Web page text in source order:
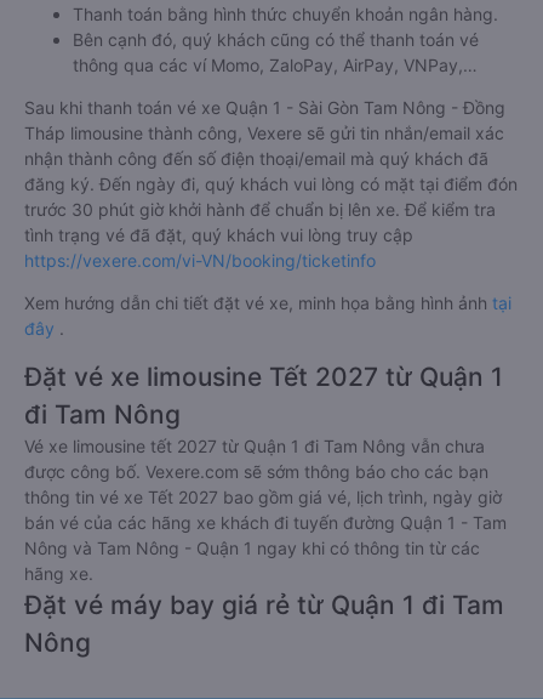
Thanh toán bằng hình thức chuyển khoản ngân hàng.
Bên cạnh đó, quý khách cũng có thể thanh toán vé
thông qua các ví Momo, ZaloPay, AirPay, VNPay,…
Sau khi thanh toán vé xe Quận 1 - Sài Gòn Tam Nông - Đồng
Tháp limousine thành công, Vexere sẽ gửi tin nhắn/email xác
nhận thành công đến số điện thoại/email mà quý khách đã
đăng ký. Đến ngày đi, quý khách vui lòng có mặt tại điểm đón
trước 30 phút giờ khởi hành để chuẩn bị lên xe. Để kiểm tra
tình trạng vé đã đặt, quý khách vui lòng truy cập
https://vexere.com/vi-VN/booking/ticketinfo
Xem hướng dẫn chi tiết đặt vé xe, minh họa bằng hình ảnh tại
đây .
Đặt vé xe limousine Tết 2027 từ Quận 1
đi Tam Nông
Vé xe limousine tết 2027 từ Quận 1 đi Tam Nông vẫn chưa
được công bố. Vexere.com sẽ sớm thông báo cho các bạn
thông tin vé xe Tết 2027 bao gồm giá vé, lịch trình, ngày giờ
bán vé của các hãng xe khách đi tuyến đường Quận 1 - Tam
Nông và Tam Nông - Quận 1 ngay khi có thông tin từ các
hãng xe.
Đặt vé máy bay giá rẻ từ Quận 1 đi Tam
Nông